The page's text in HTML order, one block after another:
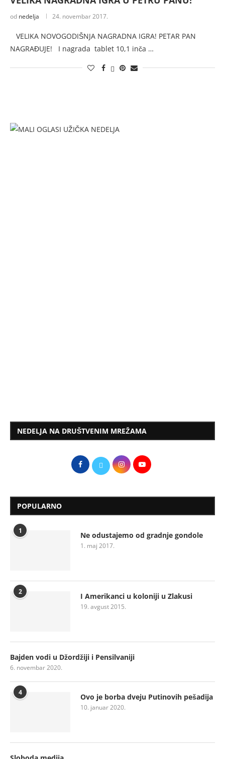
od nedelja 24. novembar 2017.
VELIKA NOVOGODIŠNJA NAGRADNA IGRA! PETAR PAN
NAGRAĐUJE! I nagrada tablet 10,1 inča …
NEDELJA NA DRUŠTVENIM MREŽAMA
POPULARNO
1 Ne odustajemo od gradnje gondole
1. maj 2017.
2 I Amerikanci u koloniji u Zlakusi
19. avgust 2015.
Bajden vodi u Džordžiji i Pensilvaniji
6. novembar 2020.
4 Ovo je borba dveju Putinovih pešadija
10. januar 2020.